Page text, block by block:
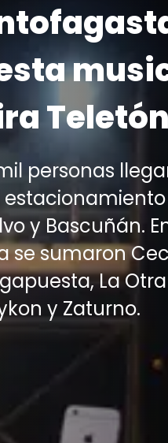
Teletón
personas
estacionamiento
y Bascuñán.
se sumaron
La
y Zaturno.